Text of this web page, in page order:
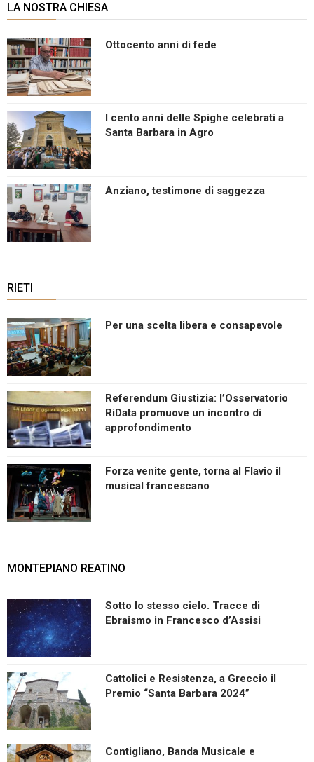
LA NOSTRA CHIESA
Ottocento anni di fede
I cento anni delle Spighe celebrati a
Santa Barbara in Agro
Anziano, testimone di saggezza
RIETI
Per una scelta libera e consapevole
Referendum Giustizia: l’Osservatorio
RiData promuove un incontro di
approfondimento
Forza venite gente, torna al Flavio il
musical francescano
MONTEPIANO REATINO
Sotto lo stesso cielo. Tracce di
Ebraismo in Francesco d’Assisi
Cattolici e Resistenza, a Greccio il
Premio “Santa Barbara 2024”
Contigliano, Banda Musicale e